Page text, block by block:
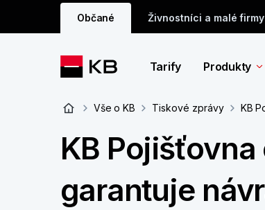
Občané Živnostníci a malé firmy
Tarify Produkty
Vše o KB Tiskové zprávy KB
KB
garantuje